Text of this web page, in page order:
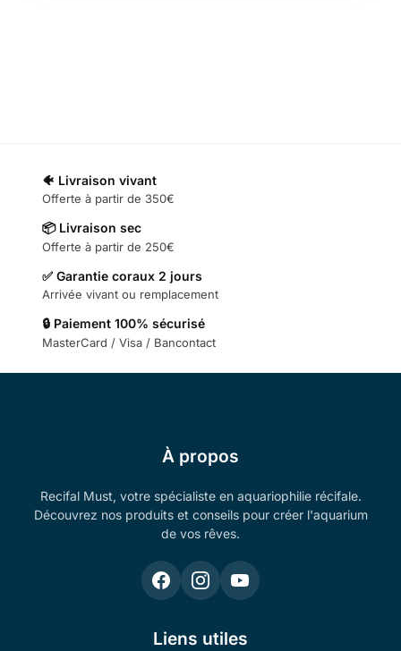
🐠 Livraison vivant
Offerte à partir de 350€
📦 Livraison sec
Offerte à partir de 250€
✅ Garantie coraux 2 jours
Arrivée vivant ou remplacement
🔒 Paiement 100% sécurisé
MasterCard / Visa / Bancontact
À propos
Recifal Must, votre spécialiste en aquariophilie récifale.
Découvrez nos produits et conseils pour créer l'aquarium
de vos rêves.
Liens utiles